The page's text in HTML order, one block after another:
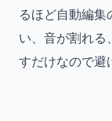
るほど自動編集
い、音が割れる
すだけなので避